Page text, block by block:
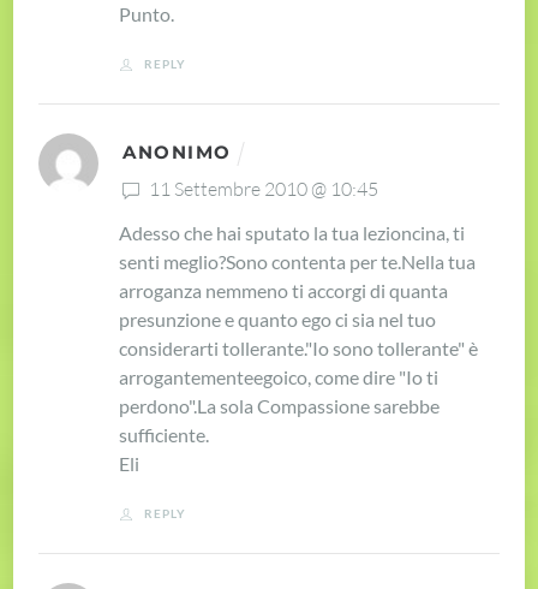
Punto.
REPLY
ANONIMO
11 Settembre 2010 @ 10:45
Adesso che hai sputato la tua lezioncina, ti
senti meglio?Sono contenta per te. Nella tua
arroganza nemmeno ti accorgi di quanta
presunzione equanto ego ci sia nel tuo
considerarti tollerante."Io sono tollerante" è
arrogantementeegoico, come dire "Io ti
perdono".La sola Compassione sarebbe
sufficiente.
Eli
REPLY